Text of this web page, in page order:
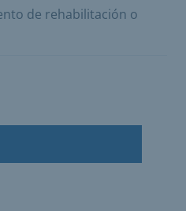
de rehabilitación o